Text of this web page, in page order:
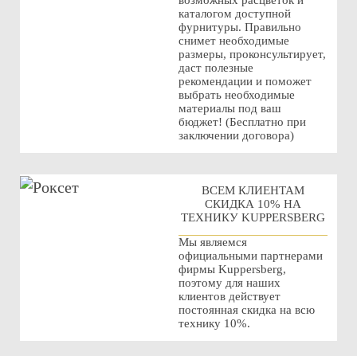
каталогом доступной
фурнитуры. Правильно
снимет необходимые
размеры, проконсультирует,
даст полезные
рекомендации и поможет
выбрать необходимые
материалы под ваш
бюджет! (Бесплатно при
заключении договора)
ВСЕМ КЛИЕНТАМ
СКИДКА 10% НА
ТЕХНИКУ KUPPERSBERG
Мы являемся
официальными партнерами
фирмы Kuppersberg,
поэтому для наших
клиентов действует
постоянная скидка на всю
технику 10%.